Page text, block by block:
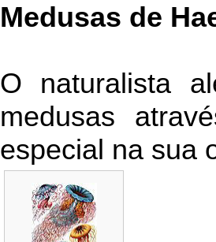
Medusas de
O naturalista
medusas
especial na sua